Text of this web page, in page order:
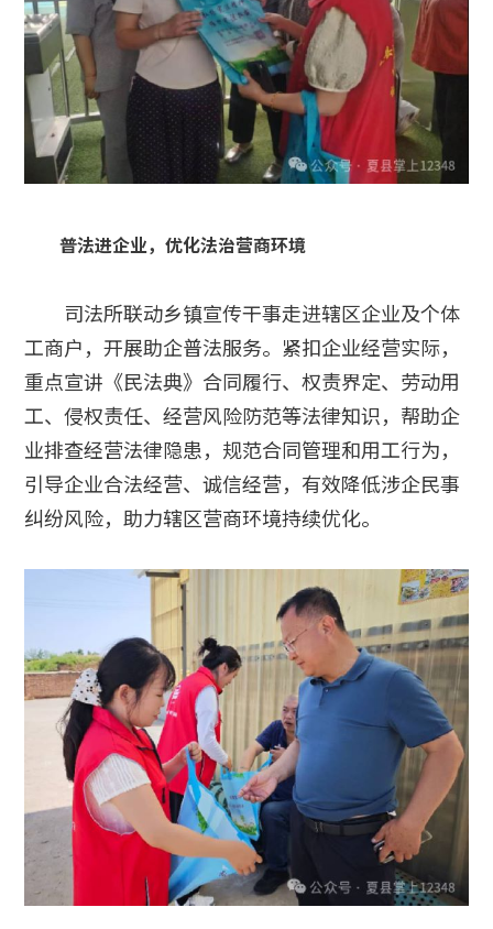
普法进企业，优化法治营商环境
司法所联动乡镇宣传干事走进辖区企业及个体
工商户，开展助企普法服务。紧扣企业经营实际，
重点宣讲《民法典》合同履行、权责界定、劳动用
工、侵权责任、经营风险防范等法律知识，帮助企
业排查经营法律隐患，规范合同管理和用工行为，
引导企业合法经营、诚信经营，有效降低涉企民事
纠纷风险，助力辖区营商环境持续优化。